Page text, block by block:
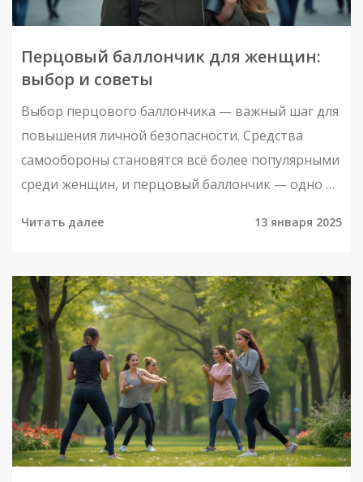
Перцовый баллончик для женщин:
выбор и советы
Выбор перцового баллончика — важный шаг для
повышения личной безопасности. Средства
самообороны становятся всё более популярными
среди женщин, и перцовый баллончик — одно из
рассматриваются виды баллончиков, их
советы по использованию и нюансы покупки.
Читать далее 13 января 2025